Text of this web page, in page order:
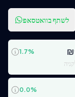
לשתף בוואטסאפ
₪
1.7%
0.0%